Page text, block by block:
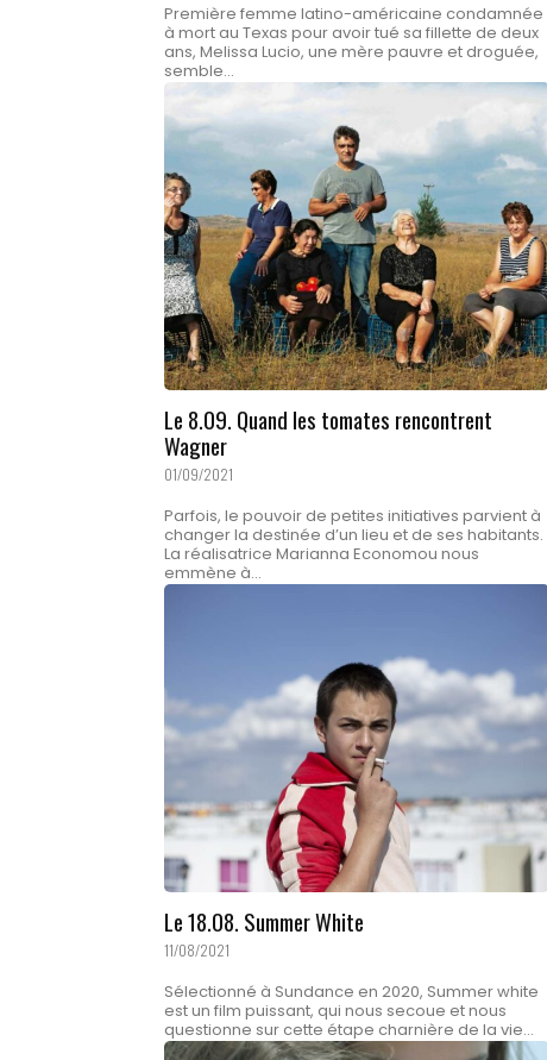
Première femme latino-américaine condamnée
à mort au Texas pour avoir tué sa fillette de deux
ans, Melissa Lucio, une mère pauvre et droguée,
semble...
Le 8.09. Quand les tomates rencontrent
Wagner
01/09/2021
Parfois, le pouvoir de petites initiatives parvient à
changer la destinée d’un lieu et de ses habitants.
La réalisatrice Marianna Economou nous
emmène à...
Le 18.08. Summer White
11/08/2021
Sélectionné à Sundance en 2020, Summer white
est un film puissant, qui nous secoue et nous
questionne sur cette étape charnière de la vie...